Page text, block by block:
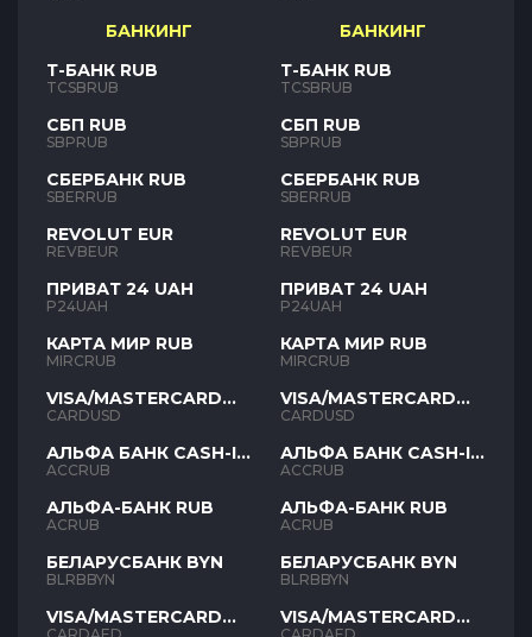
БАНКИНГ
Т-БАНК RUB
TCSBRUB
СБП RUB
SBPRUB
СБЕРБАНК RUB
SBERRUB
REVOLUT EUR
REVBEUR
ПРИВАТ 24 UAH
P24UAH
КАРТА МИР RUB
MIRCRUB
VISA/MASTERCARD
USD
CARDUSD
АЛЬФА БАНК CASH-IN
RUB
ACCRUB
АЛЬФА-БАНК RUB
ACRUB
БЕЛАРУСБАНК BYN
BLRBBYN
VISA/MASTERCARD
БАНКИНГ
Т-БАНК RUB
TCSBRUB
СБП RUB
SBPRUB
СБЕРБАНК RUB
SBERRUB
REVOLUT EUR
REVBEUR
ПРИВАТ 24 UAH
P24UAH
КАРТА МИР RUB
MIRCRUB
VISA/MASTERCARD
USD
CARDUSD
АЛЬФА БАНК CASH-IN
RUB
ACCRUB
АЛЬФА-БАНК RUB
ACRUB
БЕЛАРУСБАНК BYN
BLRBBYN
VISA/MASTERCARD